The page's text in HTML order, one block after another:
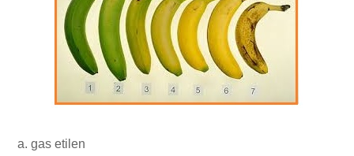
a. gas etilen